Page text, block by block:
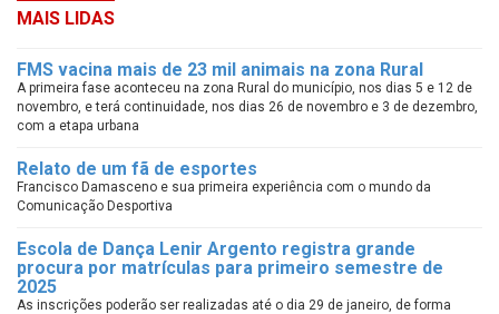
MAIS LIDAS
FMS vacina mais de 23 mil animais na zona Rural
A primeira fase aconteceu na zona Rural do município, nos dias 5 e 12 de
novembro, e terá continuidade, nos dias 26 de novembro e 3 de dezembro,
com a etapa urbana
Relato de um fã de esportes
Francisco Damasceno e sua primeira experiência com o mundo da
Comunicação Desportiva
Escola de Dança Lenir Argento registra grande
procura por matrículas para primeiro semestre de
2025
As inscrições poderão ser realizadas até o dia 29 de janeiro, de forma